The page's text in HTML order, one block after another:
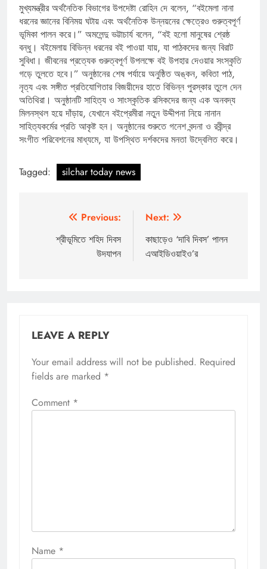
মুখ্যমন্ত্রীর অর্থনৈতিক বিভাগের উপদেষ্টা রোহিন দে বলেন, “বইমেলা নানা
ধরনের জ্ঞানের বিনিময় ঘটায় এবং অর্থনৈতিক উন্নয়নের ক্ষেত্রেও গুরুত্বপূর্ণ
ভূমিকা পালন করে।” অমলেন্দু ভট্টাচার্য বলেন, “বই হলো মানুষের শ্রেষ্ঠ
বন্ধু। বইমেলায় বিভিন্ন ধরনের বই পাওয়া যায়, যা পাঠকদের জন্য বিরাট
সুবিধা। জীবনের প্রত্যেক গুরুত্বপূর্ণ উপলক্ষে বই উপহার দেওয়ার সংস্কৃতি
গড়ে তুলতে হবে।” অনুষ্ঠানের শেষ পর্যায়ে অনুষ্ঠিত অঙ্কন, কবিতা পাঠ,
নৃত্য এবং সঙ্গীত প্রতিযোগিতার বিজয়ীদের হাতে বিভিন্ন পুরস্কার তুলে দেন
অতিথিরা। অনুষ্ঠানটি সাহিত্য ও সাংস্কৃতিক রসিকদের জন্য এক অনবদ্য
মিলনস্থল হয়ে দাঁড়ায়, যেখানে বইপ্রেমীরা নতুন উদ্দীপনা নিয়ে নানান
সাহিত্যকর্মের প্রতি আকৃষ্ট হন। অনুষ্ঠানের শুরুতে গনেশ বন্দনা ও রবীন্দ্র
সংগীত পরিবেশনের মাধ্যমে, যা উপস্থিত দর্শকদের মনতা উদ্বেলিত করে।
Tagged: silchar today news
navigation
Previous:
শ্রীভূমিতে শহিদ দিবস
উদযাপন
Next:
কাছাড়েও ‘দাবি দিবস’ পালন
এআইডিওয়াইও’র
LEAVE A REPLY
Your email address will not be published. Required
fields are marked *
Comment *
Name *